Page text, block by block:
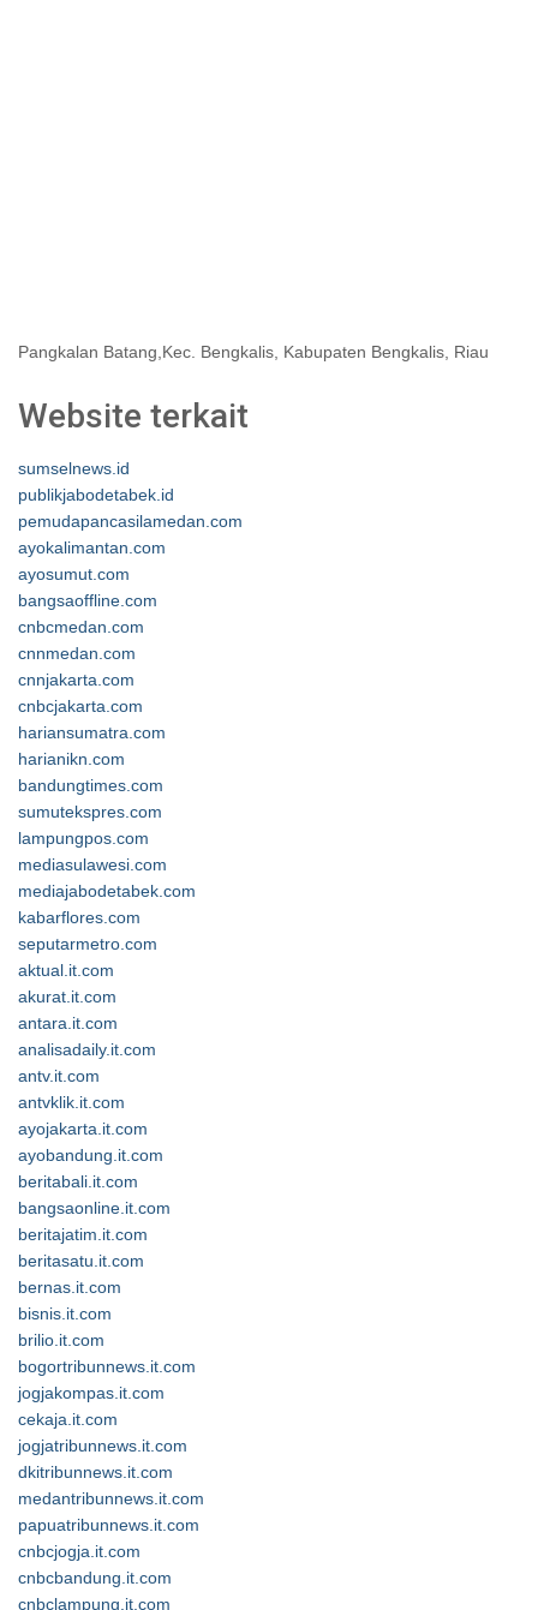
Pangkalan Batang,Kec. Bengkalis, Kabupaten Bengkalis, Riau
Website terkait
sumselnews.id
publikjabodetabek.id
pemudapancasilamedan.com
ayokalimantan.com
ayosumut.com
bangsaoffline.com
cnbcmedan.com
cnnmedan.com
cnnjakarta.com
cnbcjakarta.com
hariansumatra.com
harianikn.com
bandungtimes.com
sumutekspres.com
lampungpos.com
mediasulawesi.com
mediajabodetabek.com
kabarflores.com
seputarmetro.com
aktual.it.com
akurat.it.com
antara.it.com
analisadaily.it.com
antv.it.com
antvklik.it.com
ayojakarta.it.com
ayobandung.it.com
beritabali.it.com
bangsaonline.it.com
beritajatim.it.com
beritasatu.it.com
bernas.it.com
bisnis.it.com
brilio.it.com
bogortribunnews.it.com
jogjakompas.it.com
cekaja.it.com
jogjatribunnews.it.com
dkitribunnews.it.com
medantribunnews.it.com
papuatribunnews.it.com
cnbcjogja.it.com
cnbcbandung.it.com
cnbclampung.it.com